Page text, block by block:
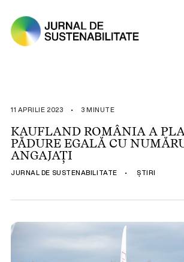
ȘTIRI
OPINII
ESG
LEGISLAȚIE
COMPANII SUSTENABILE
11 APRILIE 2023 • 3 MINUTE
KAUFLAND ROMÂNIA A
PĂDURE EGALĂ CU
ANGAJAȚI
JURNAL DE SUSTENABILITATE • ȘTIRI